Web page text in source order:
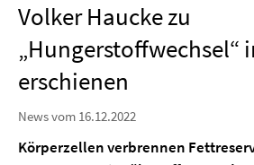
Volker Haucke zu
„Hungerstoffwechsel“
erschienen
News vom 16.12.2022
Körperzellen verbrennen